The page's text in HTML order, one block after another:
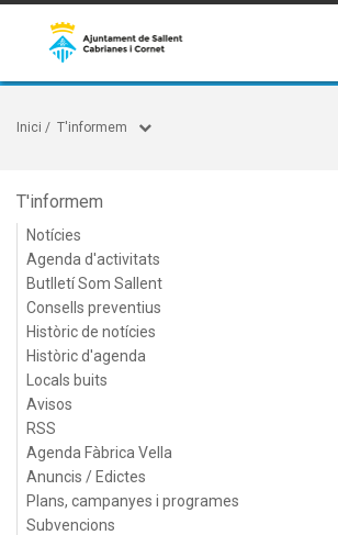
Inici / T'informem
T'informem
Notícies
Agenda d'activitats
Butlletí Som Sallent
Consells preventius
Històric de notícies
Històric d'agenda
Locals buits
Avisos
RSS
Agenda Fàbrica Vella
Anuncis / Edictes
Plans, campanyes i programes
Subvencions